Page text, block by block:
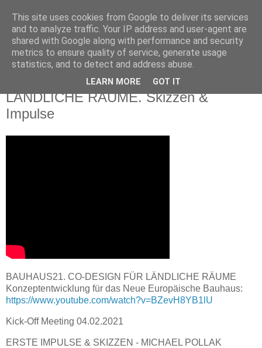
Samstag, 20. Februar 2021
BAUHAUS21. CO-DESIGN FÜR
LÄNDLICHE RÄUME. Skizzen &
Impulse
BAUHAUS21. CO-DESIGN FÜR LÄNDLICHE RÄUME
Konzeptentwicklung für das Neue Europäische Bauhaus:
https://www.youtube.com/watch?v=BZevH8YB1lU
Kick-Off Meeting 04.02.2021
ERSTE IMPULSE & SKIZZEN - MICHAEL POLLAK
This site uses cookies from Google to deliver its services
and to analyze traffic. Your IP address and user-agent are
shared with Google along with performance and security
metrics to ensure quality of service, generate usage
statistics, and to detect and address abuse.
LEARN MORE GOT IT